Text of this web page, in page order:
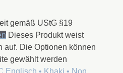
gemäß UStG §19
Dieses Produkt weist
auf. Die Optionen können
gewählt werden